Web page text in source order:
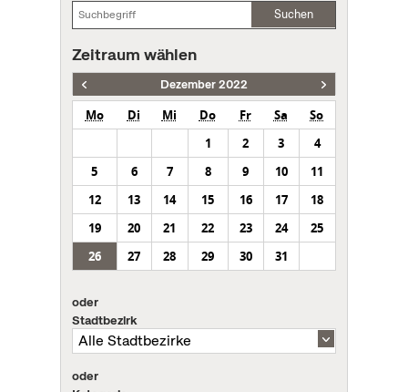
Suchen
Zeitraum wählen
Dezember 2022
Mo Di Mi Do Fr Sa
So
1
2 3
4
5
6 7 8 9 10
11
12
13 14 15 16 17
18
19
20 21 22 23 24
25
26
27 28 29 30 31
oder
Stadtbezirk
oder